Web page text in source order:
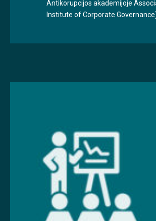
Antikorupcijos akademijoje
Institute of Corporate